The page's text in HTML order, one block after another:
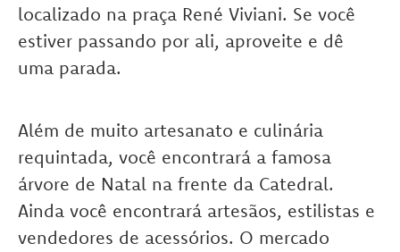
localizado na praça René Viviani. Se você
estiver passando por ali, aproveite e dê
uma parada.
Além de muito artesanato e culinária
requintada, você encontrará a famosa
árvore de Natal na frente da Catedral.
Ainda você encontrará artesãos, estilistas e
vendedores de acessórios. O mercado